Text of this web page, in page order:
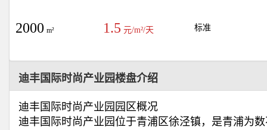
2000 m² 1.5 元/m²/天 标准
迪丰国际时尚产业园楼盘介绍
迪丰国际时尚产业园园区概况
迪丰国际时尚产业园位于青浦区徐泾镇，是青浦为